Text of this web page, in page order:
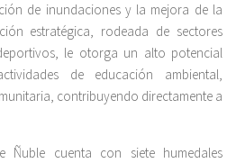
de inundaciones y la mejora de la
estratégica, rodeada de sectores
le otorga un alto potencial
de educación ambiental,
contribuyendo directamente a
Ñuble cuenta con siete humedales